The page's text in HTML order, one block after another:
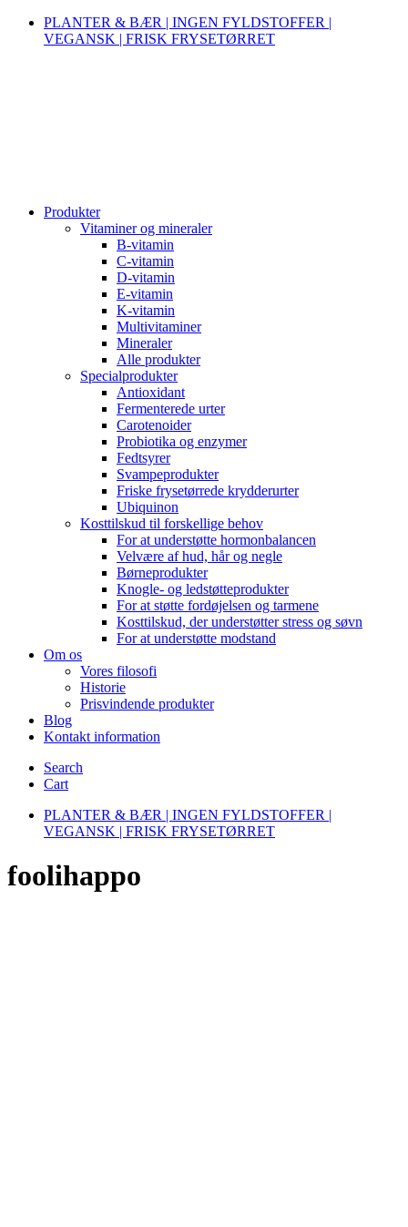
PLANTER & BÆR | INGEN FYLDSTOFFER |
VEGANSK | FRISK FRYSETØRRET
Produkter
Vitaminer og mineraler
B-vitamin
C-vitamin
D-vitamin
E-vitamin
K-vitamin
Multivitaminer
Mineraler
Alle produkter
Specialprodukter
Antioxidant
Fermenterede urter
Carotenoider
Probiotika og enzymer
Fedtsyrer
Svampeprodukter
Friske frysetørrede krydderurter
Ubiquinon
Kosttilskud til forskellige behov
For at understøtte hormonbalancen
Velvære af hud, hår og negle
Børneprodukter
Knogle- og ledstøtteprodukter
For at støtte fordøjelsen og tarmene
Kosttilskud, der understøtter stress og søvn
For at understøtte modstand
Om os
Vores filosofi
Historie
Prisvindende produkter
Blog
Kontakt information
Search
Cart
PLANTER & BÆR | INGEN FYLDSTOFFER |
VEGANSK | FRISK FRYSETØRRET
foolihappo